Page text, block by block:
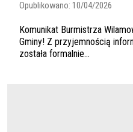
Opublikowano: 10/04/2026
Komunikat Burmistrza
Gminy! Z przyjemnością
została formalnie...